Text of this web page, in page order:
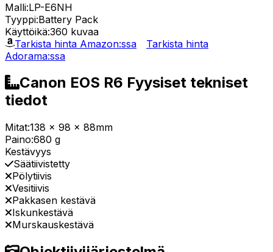
Malli:LP-E6NH
Tyyppi:Battery Pack
Käyttöikä:360 kuvaa
Tarkista hinta Amazon:ssa
Tarkista hinta
Adorama:ssa
Canon EOS R6 Fyysiset tekniset
tiedot
Mitat:138 x 98 x 88mm
Paino:680 g
Kestävyys
Säätiivistetty
Pölytiivis
Vesitiivis
Pakkasen kestävä
Iskunkestävä
Murskauskestävä